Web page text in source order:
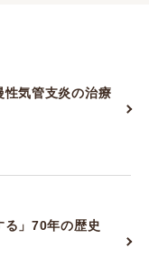
性気管支炎の治療
る」70年の歴史